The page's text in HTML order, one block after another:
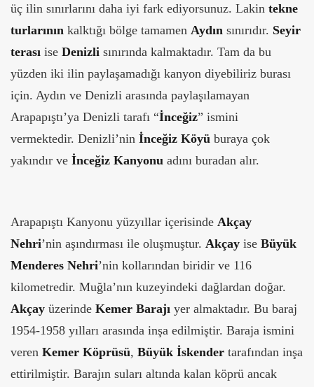
üç ilin sınırlarını daha iyi fark ediyorsunuz. Lakin tekne
turlarının kalktığı bölge tamamen Aydın sınırıdır. Seyir
terası ise Denizli sınırında kalmaktadır. Tam da bu
yüzden iki ilin paylaşamadığı kanyon diyebiliriz burası
için. Aydın ve Denizli arasında paylaşılamayan
Arapapıştı’ya Denizli tarafı “İnceğiz” ismini
vermektedir. Denizli’nin İnceğiz Köyü buraya çok
yakındır ve İnceğiz Kanyonu adını buradan alır.
Arapapıştı Kanyonu yüzyıllar içerisinde Akçay
Nehri’nin aşındırması ile oluşmuştur. Akçay ise Büyük
Menderes Nehri’nin kollarından biridir ve 116
kilometredir. Muğla’nın kuzeyindeki dağlardan doğar.
Akçay üzerinde Kemer Barajı yer almaktadır. Bu baraj
1954-1958 yılları arasında inşa edilmiştir. Baraja ismini
veren Kemer Köprüsü, Büyük İskender tarafından inşa
ettirilmiştir. Barajın suları altında kalan köprü ancak